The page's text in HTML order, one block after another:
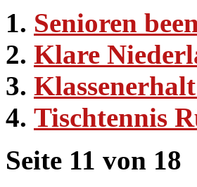
Senioren
Klare
Tischtennis
Seite 11 von 18